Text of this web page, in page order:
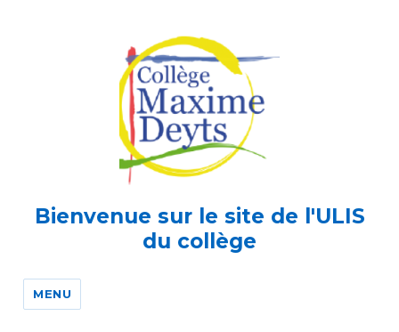
Bienvenue sur le site de l'ULIS
du collège
MENU